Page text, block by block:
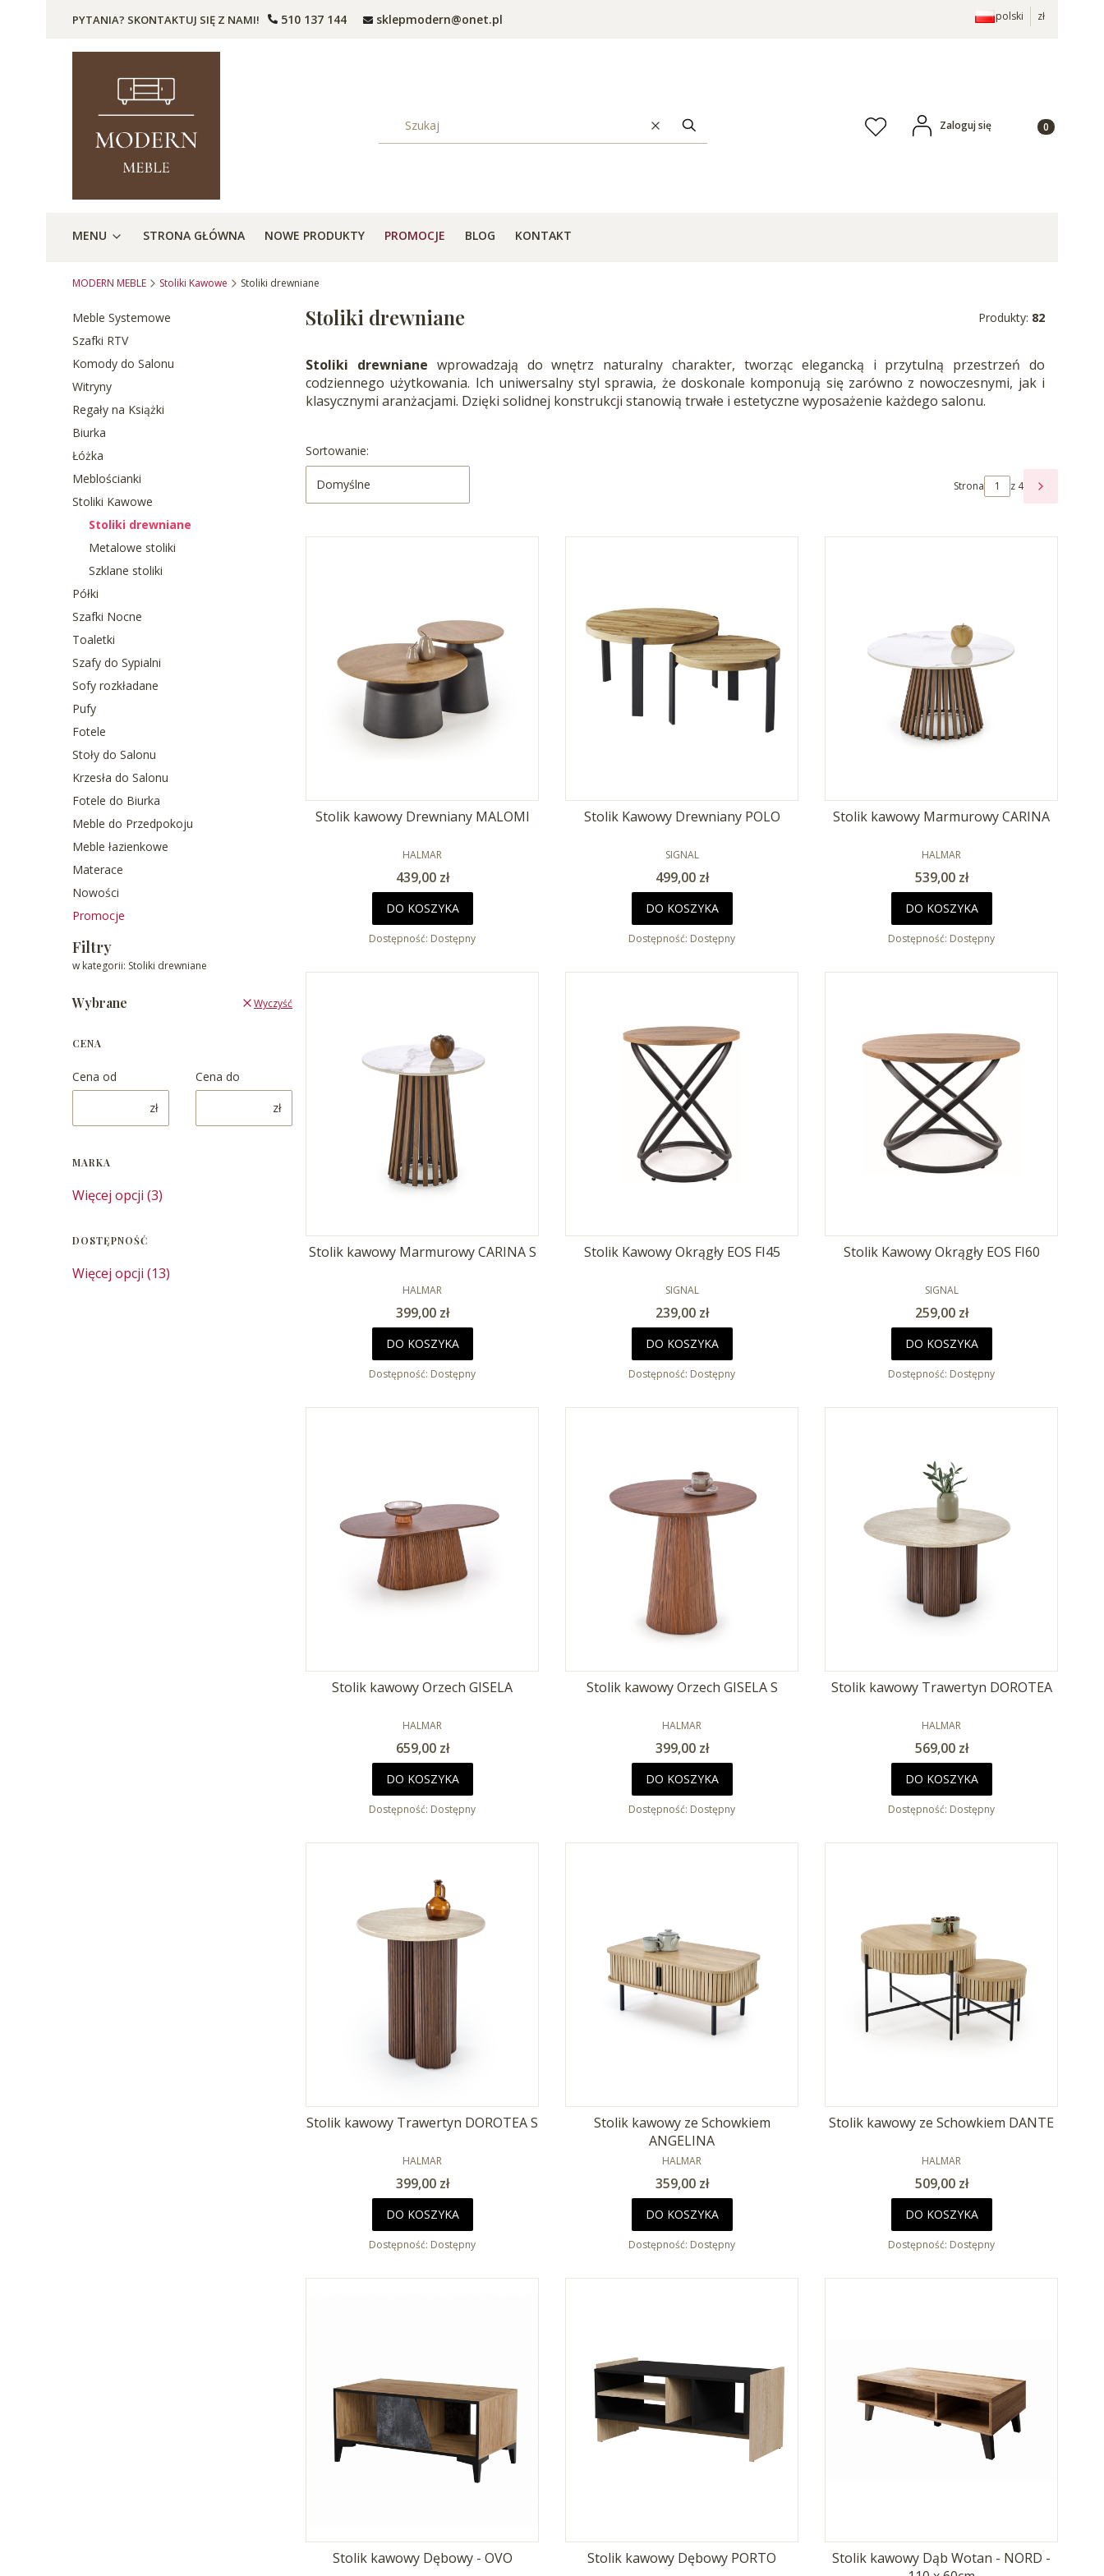
PYTANIA? SKONTAKTUJ SIĘ Z NAMI! 510 137 144 sklepmodern@onet.pl polski zł
WyczyśćSzukaj Ulubione Zaloguj się Produkty w
MENU STRONA GŁÓWNA NOWE PRODUKTY PROMOCJE BLOG KONTAKT
MODERN MEBLE Stoliki Kawowe Stoliki drewniane
Meble Systemowe
Szafki RTV
Komody do Salonu
Witryny
Regały na Książki
Biurka
Łóżka
Meblościanki
Stoliki Kawowe
Stoliki drewniane
Metalowe stoliki
Szklane stoliki
Półki
Szafki Nocne
Toaletki
Szafy do Sypialni
Sofy rozkładane
Pufy
Fotele
Stoły do Salonu
Krzesła do Salonu
Fotele do Biurka
Meble do Przedpokoju
Meble łazienkowe
Materace
Nowości
Promocje
Koniec menu
Filtry
w kategorii: Stoliki drewniane
Wybrane Wyczyść
CENA
Cena od
zł
Cena do
zł
MARKA
Marka
Więcej opcji (3)
DOSTĘPNOŚĆ
Dostępność
Więcej opcji (13)
Stoliki drewniane Produkty: 82
Stoliki drewniane wprowadzają do wnętrz naturalny charakter, tworząc elegancką i przytulną przestrzeń do
codziennego użytkowania. Ich uniwersalny styl sprawia, że doskonale komponują się zarówno z nowoczesnymi, jak i
klasycznymi aranżacjami. Dzięki solidnej konstrukcji stanowią trwałe i estetyczne wyposażenie każdego salonu.
Lista produktów
Sortowanie:
Domyślne Strona z 4
NASTĘPNE
Stolik kawowy Drewniany MALOMI
PRODUCENT
HALMAR
Cena
439,00 zł
DO KOSZYKA
Dostępność: Dostępny
Stolik Kawowy Drewniany POLO
PRODUCENT
SIGNAL
Cena
499,00 zł
DO KOSZYKA
Dostępność: Dostępny
Stolik kawowy Marmurowy CARINA
PRODUCENT
HALMAR
Cena
539,00 zł
DO KOSZYKA
Dostępność: Dostępny
Stolik kawowy Marmurowy CARINA S
PRODUCENT
HALMAR
Cena
399,00 zł
DO KOSZYKA
Dostępność: Dostępny
Stolik Kawowy Okrągły EOS FI45
PRODUCENT
SIGNAL
Cena
239,00 zł
DO KOSZYKA
Dostępność: Dostępny
Stolik Kawowy Okrągły EOS FI60
PRODUCENT
SIGNAL
Cena
259,00 zł
DO KOSZYKA
Dostępność: Dostępny
Stolik kawowy Orzech GISELA
PRODUCENT
HALMAR
Cena
659,00 zł
DO KOSZYKA
Dostępność: Dostępny
Stolik kawowy Orzech GISELA S
PRODUCENT
HALMAR
Cena
399,00 zł
DO KOSZYKA
Dostępność: Dostępny
Stolik kawowy Trawertyn DOROTEA
PRODUCENT
HALMAR
Cena
569,00 zł
DO KOSZYKA
Dostępność: Dostępny
Stolik kawowy Trawertyn DOROTEA S
PRODUCENT
HALMAR
Cena
399,00 zł
DO KOSZYKA
Dostępność: Dostępny
Stolik kawowy ze Schowkiem
ANGELINA
PRODUCENT
HALMAR
Cena
359,00 zł
DO KOSZYKA
Dostępność: Dostępny
Stolik kawowy ze Schowkiem DANTE
PRODUCENT
HALMAR
Cena
509,00 zł
DO KOSZYKA
Dostępność: Dostępny
Stolik kawowy Dębowy - OVO Stolik kawowy Dębowy PORTO
Stolik kawowy Dąb Wotan - NORD -